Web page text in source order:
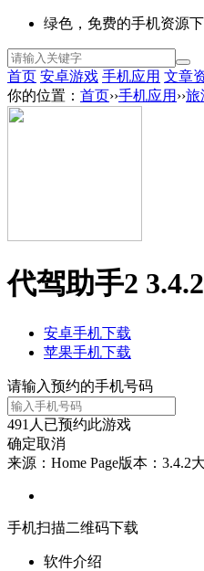
绿色，免费的手机资源
首页 安卓游戏 手机应用 文章
你的位置： 首页››手机应用 ››旅
代驾助手2
安卓手机下载
苹果手机下载
请输入预约的手机号码
491 人已预约此游戏
确定取消
来源：Home Page版本：3.4.2
手机扫描二维码下载
软件介绍